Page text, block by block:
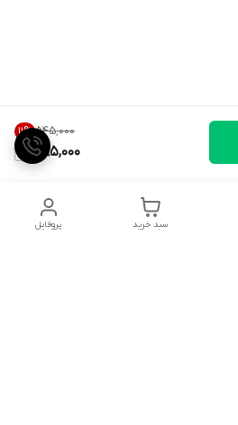
۵۴۵٬۰۰۰ 11%
485,000
پروفایل سبد خرید